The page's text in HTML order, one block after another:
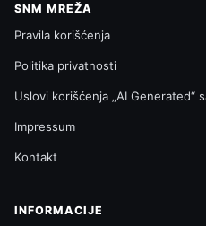
SNM MREŽA
Pravila korišćenja
Politika privatnosti
Uslovi korišćenja „AI Generated“
Impressum
Kontakt
INFORMACIJE